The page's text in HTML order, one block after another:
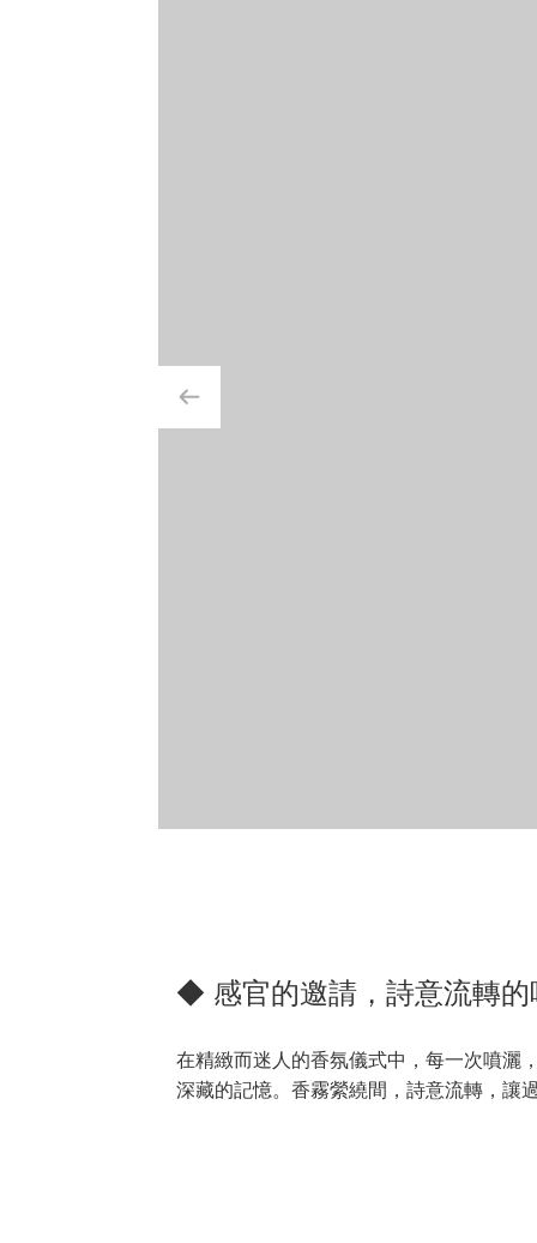
◆ 感官的邀請，詩意流轉的
在精緻而迷人的香氛儀式中，每一次噴灑
深藏的記憶。香霧縈繞間，詩意流轉，讓